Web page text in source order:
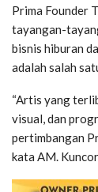
Prima Founder
tayangan-
bisnis hiburan
adalah salah
“Artis yang
visual, dan
pertimbangan
kata AM.